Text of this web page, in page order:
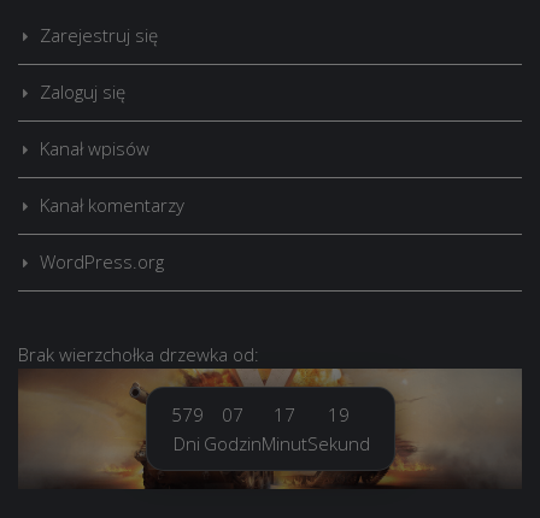
Zarejestruj się
Zaloguj się
Kanał wpisów
Kanał komentarzy
WordPress.org
Brak wierzchołka drzewka od:
579
Dni
07
Godzin
17
Minut
20
Sekund